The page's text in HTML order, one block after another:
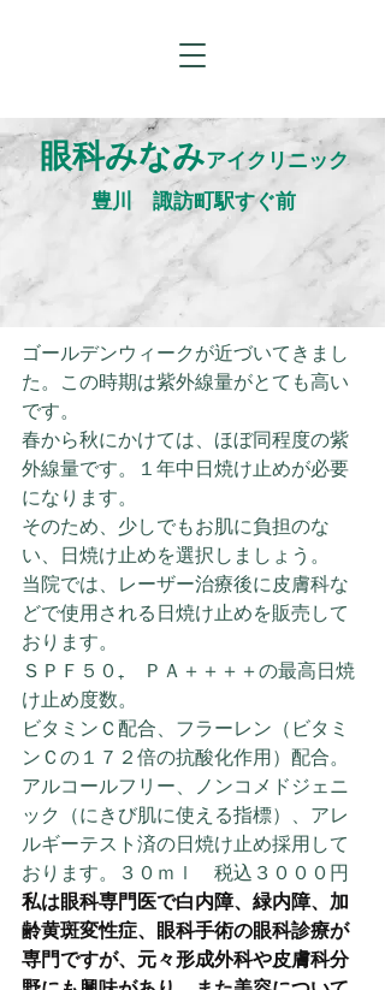
眼科みなみアイクリニック
​豊川 諏訪町駅すぐ前
ゴールデンウィークが近づいてきまし
た。この時期は紫外線量がとても高い
です。
春から秋にかけては、ほぼ同程度の紫
外線量です。１年中日焼け止めが必要
になります。
そのため、少しでもお肌に負担のな
い、日焼け止めを選択しましょう。
当院では、レーザー治療後に皮膚科な
どで使用される日焼け止めを販売して
おります。
ＳＰＦ５０₊　ＰＡ＋＋＋＋の最高日焼
け止め度数。
ビタミンＣ配合、フラーレン（ビタミ
ンＣの１７２倍の抗酸化作用）配合。
アルコールフリー、ノンコメドジェニ
ック（にきび肌に使える指標）、アレ
ルギーテスト済の日焼け止め採用して
おります。３０ｍｌ　税込３０００円
私は眼科専門医で白内障、緑内障、加
齢黄斑変性症、眼科手術の眼科診療が
専門ですが、元々形成外科や皮膚科分